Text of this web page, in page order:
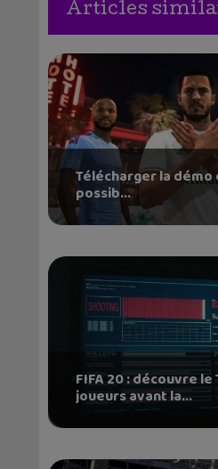
Articles
Télécharger la démo
possib...
FIFA 20 : découvre le
joueurs avant la...